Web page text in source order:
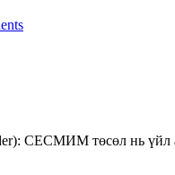
СЕСМИМ төсөл нь үйл